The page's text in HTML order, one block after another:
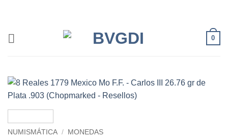
0
NUMISMÁTICA / MONEDAS